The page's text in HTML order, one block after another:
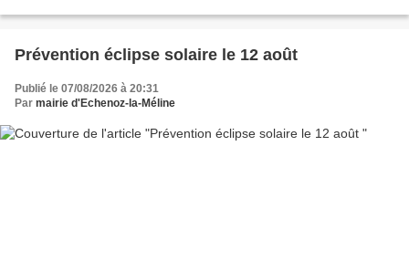
Prévention éclipse solaire le 12 août
Publié le 07/08/2026 à 20:31
Par mairie d'Echenoz-la-Méline